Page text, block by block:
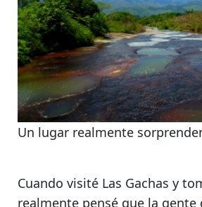
Un lugar realmente
Cuando visité Las Gachas y
realmente pensé que la gente